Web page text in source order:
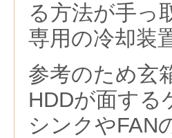
る方法が手っ
専用の冷却装
参考のため玄
HDDが面する
シンクやFAN